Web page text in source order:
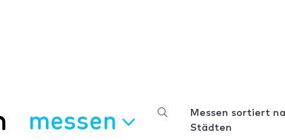
messen
Messen sortiert
Städten